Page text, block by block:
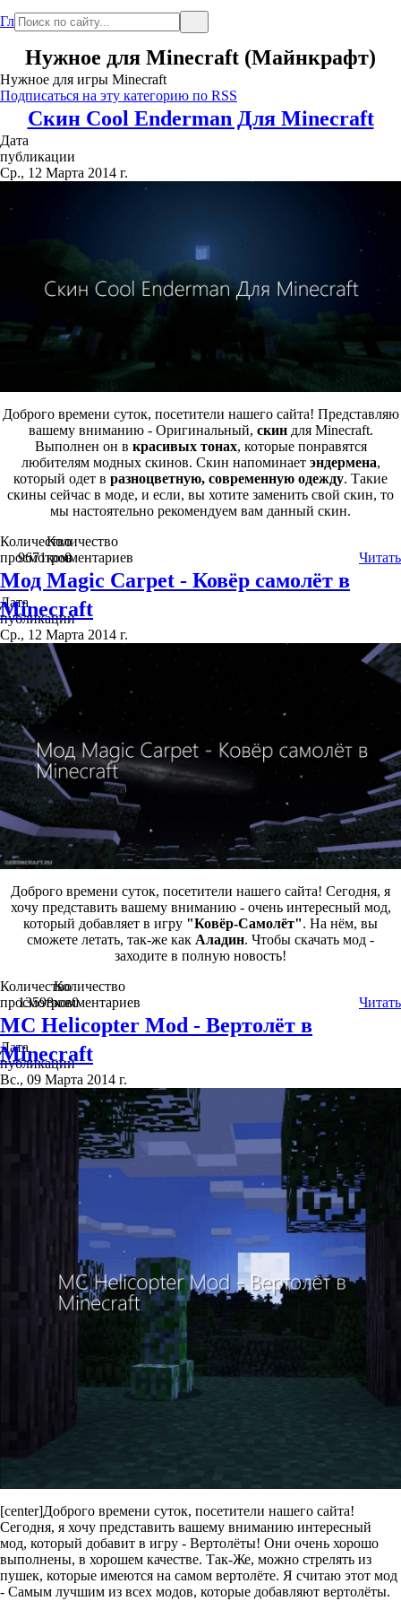
Главная
Нужное для Minecraft (Майнкрафт)
Нужное для игры Minecraft
Подписаться на эту категорию по RSS
Скин Cool Enderman Для Minecraft
Дата
публикации
Ср., 12 Марта 2014 г.
Доброго времени суток, посетители нашего сайта! Представляю
вашему вниманию - Оригинальный, скиндля Minecraft.
Выполнен он в красивых тонах, которые понравятся
любителям модных скинов. Скин напоминает эндермена,
который одет в разноцветную, современную одежду. Такие
скины сейчас в моде, и если, вы хотите заменить свой скин, то
мы настоятельно рекомендуем вам данный скин.
Количество
просмотров
9671
Количество
комментариев
0 Читать
Мод Magic Carpet - Ковёр самолёт в
Minecraft
Дата
публикации
Ср., 12 Марта 2014 г.
Доброго времени суток, посетители нашего сайта! Сегодня, я
хочу представить вашему вниманию - очень интересный мод,
который добавляет в игру "Ковёр-Самолёт". На нём, вы
сможете летать, так-же как Аладин. Чтобы скачать мод -
заходите в полную новость!
Количество
просмотров
13598
Количество
комментариев
0 Читать
MC Helicopter Mod - Вертолёт в
Minecraft
Дата
публикации
Вс., 09 Марта 2014 г.
[center]Доброго времени суток, посетители нашего сайта!
Сегодня, я хочу представить вашему вниманию интересный
мод, который добавит в игру - Вертолёты! Они очень хорошо
выполнены, в хорошем качестве. Так-Же, можно стрелять из
пушек, которые имеются на самом вертолёте. Я считаю этот мод
- Самым лучшим из всех модов, которые добавляют вертолёты.